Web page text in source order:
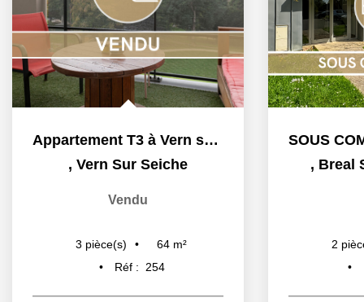
Appartement T3 à Vern sur Seiche, 64m² avec terrasse
, Vern Sur Seiche
Vendu
3 pièce(s) 64 m²
Réf :
254
, Breal
2